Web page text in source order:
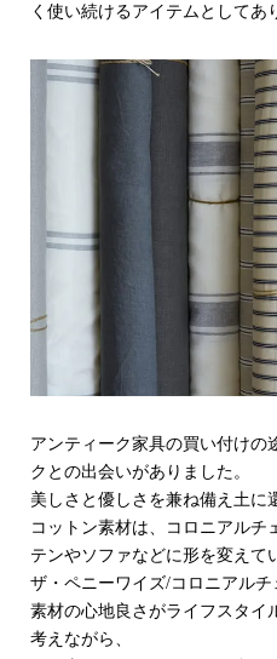
く使い続けるアイテムとしてあ
アンティーク家具の買い付けの
クとの出会いがありました。
美しさと優しさを兼ね備え土に
コットン素材は、コロニアルチ
テンやソファなどに形を変えて
ザ・ペニーワイズ/コロニアル
素材の心地良さがライフスタイ
考えながら、